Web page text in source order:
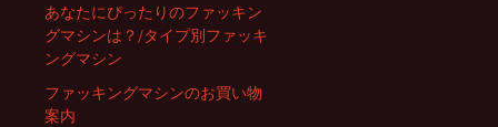
あなたにぴったりのファッキン
グマシンは？/タイプ別ファッキ
ングマシン
ファッキングマシンのお買い物
案内